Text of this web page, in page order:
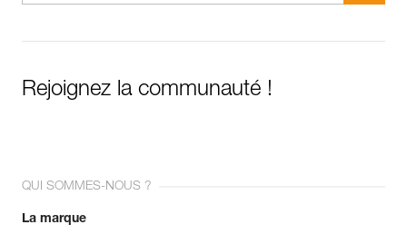
Rejoignez la communauté !
QUI SOMMES-NOUS ?
La marque